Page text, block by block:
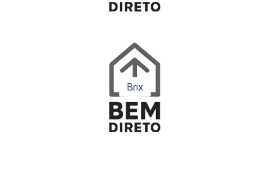
Rua, acessos, entorno, ruídos e
Circulação, suítes, varanda e integração
ambientes
Brix